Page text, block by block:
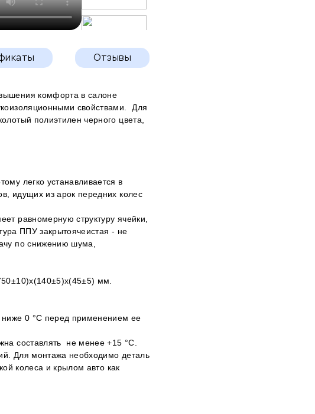
Отзывы
комфорта в салоне
свойствами. Для
полиэтилен черного цвета,
легко устанавливается в
идущих из арок передних колес
равномерную структуру ячейки,
ППУ закрытоячеистая - не
по снижению шума,
мм.
ниже 0 °С перед применением ее
составлять не менее +15 °С.
Для монтажа необходимо деталь
колеса и крылом авто как